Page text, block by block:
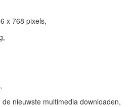
x 768 pixels,
nieuwste multimedia downloaden,